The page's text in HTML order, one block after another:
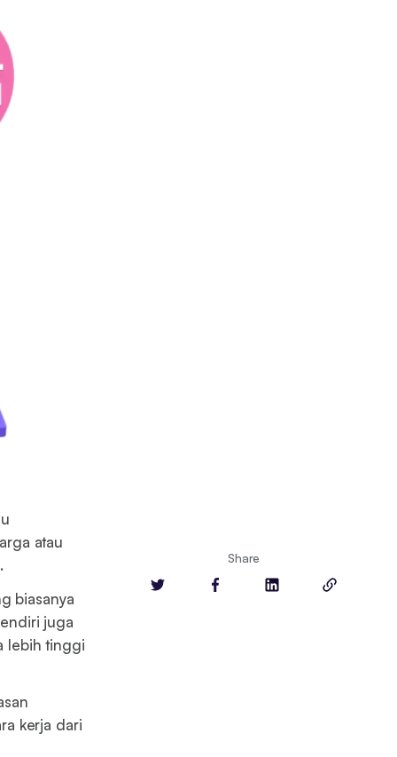
atau
biasanya
juga
lebih tinggi
kerja dari
Share